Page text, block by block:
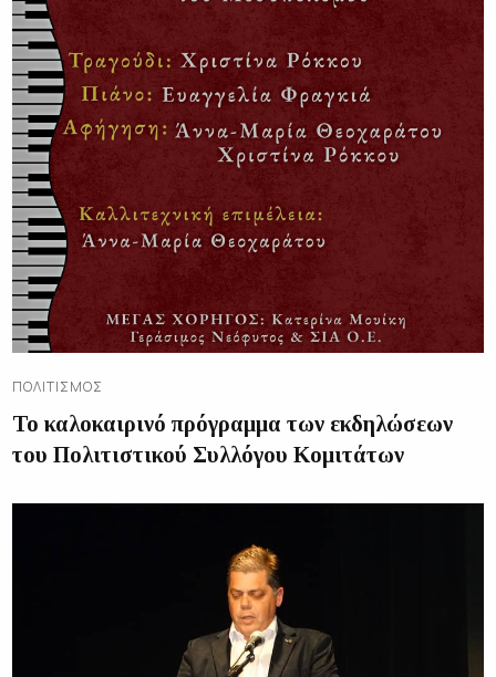
ΠΟΛΙΤΙΣΜΌΣ
Το καλοκαιρινό πρόγραμμα των εκδηλώσεων
του Πολιτιστικού Συλλόγου Κομιτάτων